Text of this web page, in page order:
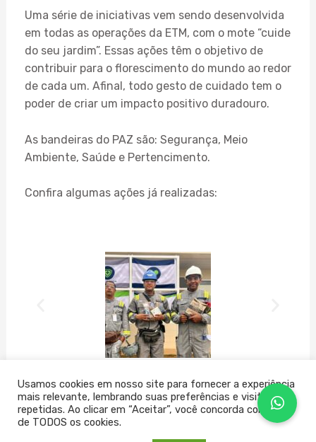
Uma série de iniciativas vem sendo desenvolvida
em todas as operações da ETM, com o mote “cuide
do seu jardim”. Essas ações têm o objetivo de
contribuir para o florescimento do mundo ao redor
de cada um. Afinal, todo gesto de cuidado tem o
poder de criar um impacto positivo duradouro.
As bandeiras do PAZ são: Segurança, Meio
Ambiente, Saúde e Pertencimento.
Confira algumas ações já realizadas:
Usamos cookies em nosso site para fornecer a experiência
mais relevante, lembrando suas preferências e visitas
repetidas. Ao clicar em “Aceitar”, você concorda com o uso
de TODOS os cookies.